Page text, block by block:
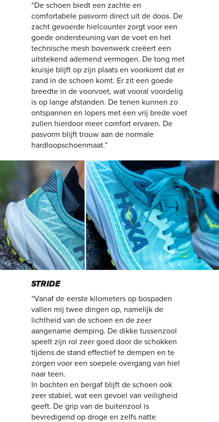
“De schoen biedt een zachte en
comfortabele pasvorm direct uit de doos. De
zacht gevoerde hielcounter zorgt voor een
goede ondersteuning van de voet en het
technische mesh bovenwerk creëert een
uitstekend ademend vermogen. De tong met
kruisje blijft op zijn plaats en voorkomt dat er
zand in de schoen komt. Er zit een goede
breedte in de voorvoet, wat vooral voordelig
is op lange afstanden. De tenen kunnen zo
ontspannen en lopers met een vrij brede voet
zullen hierdoor meer comfort ervaren. De
pasvorm blijft trouw aan de normale
hardloopschoenmaat.”
STRIDE
“Vanaf de eerste kilometers op bospaden
vallen mij twee dingen op, namelijk de
lichtheid van de schoen en de zeer
aangename demping. De dikke tussenzool
speelt zijn rol zeer goed door de schokken
tijdens de stand effectief te dempen en te
zorgen voor een soepele overgang van hiel
naar teen.
In bochten en bergaf blijft de schoen ook
zeer stabiel, wat een gevoel van veiligheid
geeft. De grip van de buitenzool is
bevredigend op droge en zelfs natte